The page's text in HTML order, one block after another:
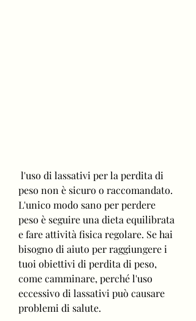
peso non è sicuro o raccomandato.
L'unico modo sano per perdere
peso è seguire una dieta equilibrata
e fare attività fisica regolare. Se hai
bisogno di aiuto per raggiungere i
tuoi obiettivi di perdita di peso,
come camminare, perché l'uso
eccessivo di lassativi può causare
problemi di salute.